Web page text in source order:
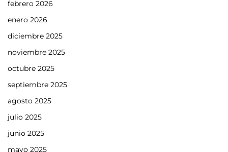
febrero 2026
enero 2026
diciembre 2025
noviembre 2025
octubre 2025
septiembre 2025
agosto 2025
julio 2025
junio 2025
mayo 2025